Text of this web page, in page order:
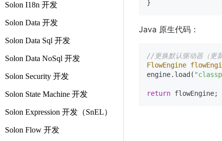
Solon I18n 开发
Solon Data 开发
Solon Data Sql 开发
Solon Data NoSql 开发
Solon Security 开发
Solon State Machine 开发
Solon Expression 开发（SnEL）
Solon Flow 开发
Java 原生代码：
//更换默认驱动器（更
FlowEngine
engine.load(
return